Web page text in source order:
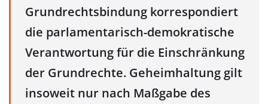
Grundrechtsbindung korrespondiert
die parlamentarisch-demokratische
Verantwortung für die Einschränkung
der Grundrechte. Geheimhaltung gilt
insoweit nur nach Maßgabe des